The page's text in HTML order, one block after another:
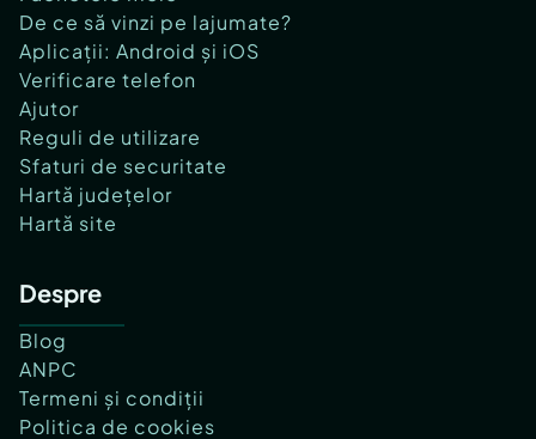
De ce să vinzi pe lajumate?
Aplicații: Android și iOS
Verificare telefon
Ajutor
Reguli de utilizare
Sfaturi de securitate
Hartă județelor
Hartă site
Despre
Blog
ANPC
Termeni și condiții
Politica de cookies